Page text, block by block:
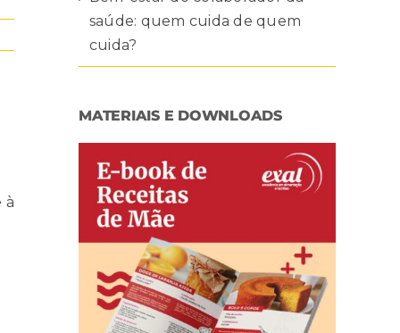
à
saúde: quem cuida de quem
cuida?
MATERIAIS E DOWNLOADS